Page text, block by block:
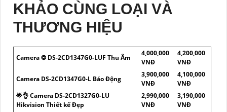
KHẢO CÙNG LOẠI VÀ
THƯƠNG HIỆU
Camera ❂ DS-2CD1347G0-LUF Thu Âm
4,000,000
VNĐ
4,200,000
VNĐ
Camera DS-2CD1347G0-L Báo Động
3,900,000
VNĐ
4,100,000
VNĐ
🌟👌 Camera DS-2CD1327G0-LU
Hikvision Thiết kế Đẹp
2,990,000
VNĐ
3,190,000
VNĐ